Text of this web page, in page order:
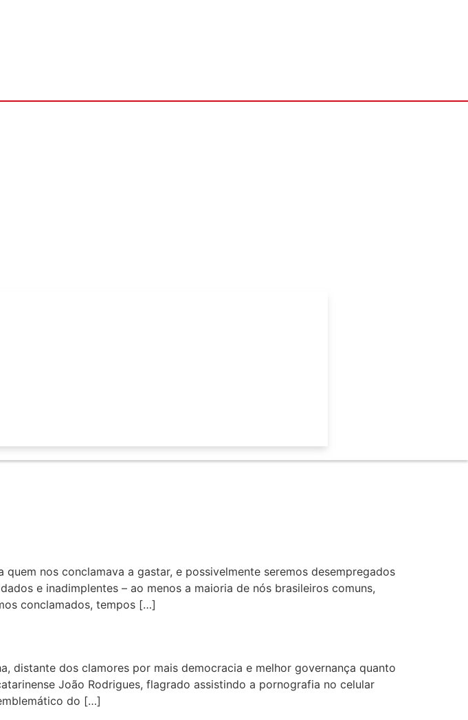
nos conclamava a gastar, e possivelmente seremos desempregados
e inadimplentes – ao menos a maioria de nós brasileiros comuns,
conclamados, tempos […]
distante dos clamores por mais democracia e melhor governança quanto
João Rodrigues, flagrado assistindo a pornografia no celular
do […]